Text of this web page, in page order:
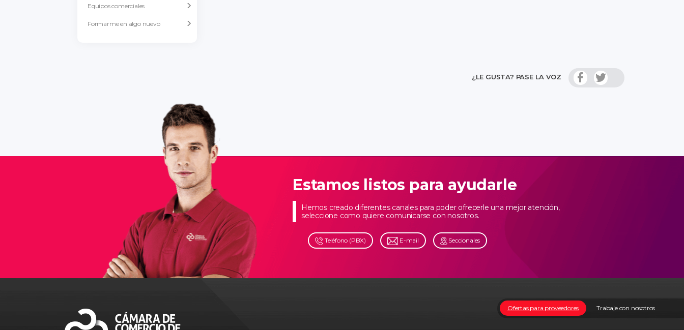
Equipos comerciales
Formarme en algo nuevo
¿LE GUSTA? PASE LA VOZ
Estamos listos para ayudarle
Hemos creado diferentes canales para poder ofrecerle una mejor atención,
seleccione como quiere comunicarse con nosotros.
Teléfono (PBX) E-mail Seccionales
Trabaje con nosotros
Ofertas para proveedores